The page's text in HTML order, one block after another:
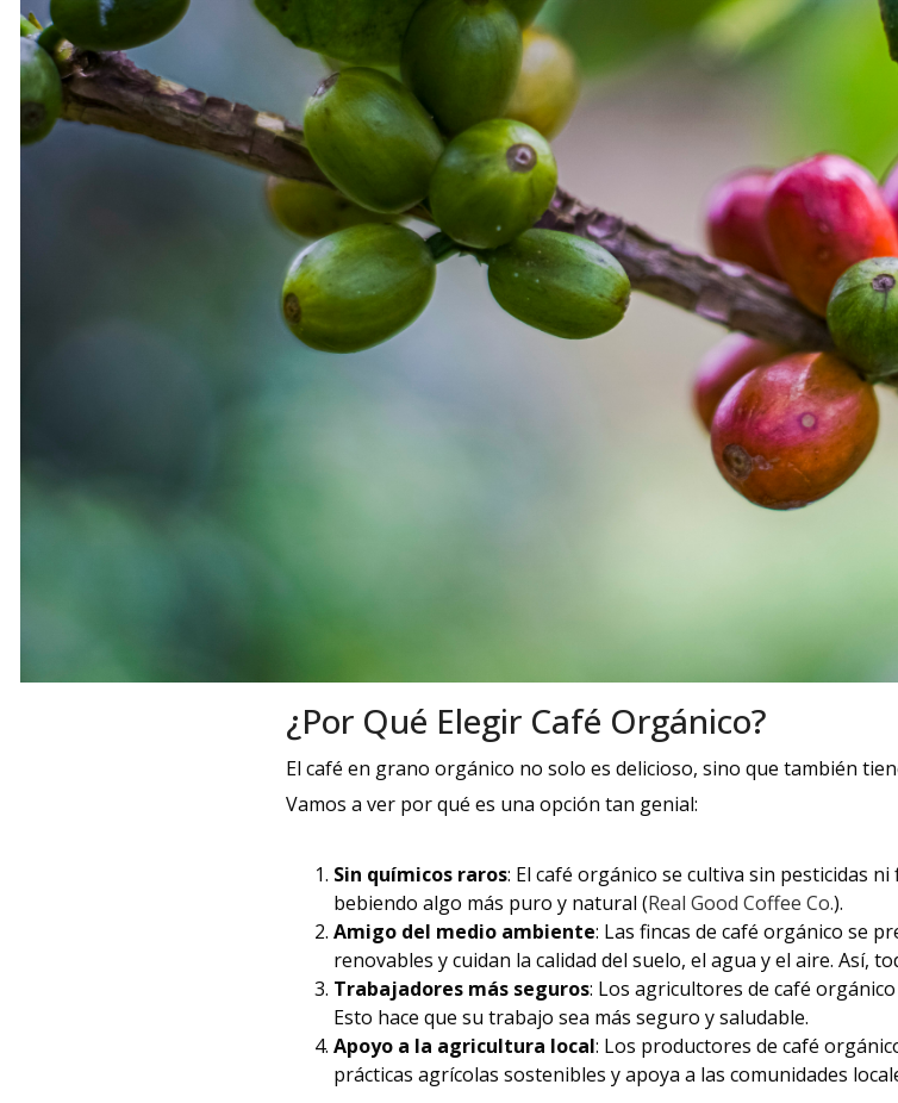
¿Por Qué Elegir Café Orgánico?
El café en grano orgánico no solo es delicioso, sino que también
Vamos a ver por qué es una opción tan genial:
Sin químicos raros: El café orgánico se cultiva sin pesticidas
bebiendo algo más puro y natural (Real Good Coffee Co.).
Amigo del medio ambiente: Las fincas de café orgánico se
renovables y cuidan la calidad del suelo, el agua y el aire. Así,
Trabajadores más seguros: Los agricultores de café
Esto hace que su trabajo sea más seguro y saludable.
Apoyo a la agricultura local: Los productores de café
prácticas agrícolas sostenibles y apoya a las comunidades